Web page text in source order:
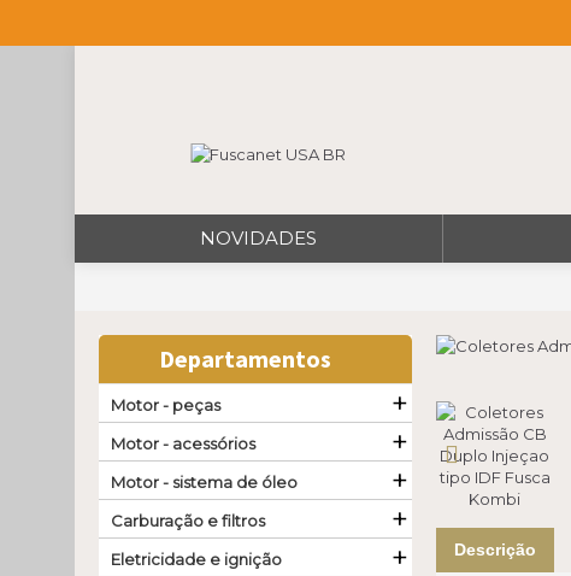
NOVIDADES
Departamentos
Motor - peças +
Motor - acessórios +
Motor - sistema de óleo +
Carburação e filtros +
Eletricidade e ignição + Descrição